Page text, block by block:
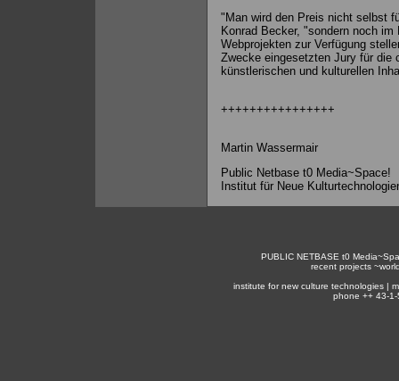
"Man wird den Preis nicht selbst
Konrad Becker, "sondern noch
Webprojekten zur Verfügung
Zwecke eingesetzten Jury für die
künstlerischen und kulturellen
++++++++++++++++
Martin Wassermair
Public Netbase t0 Media~Space!
Institut für Neue
PUBLIC NETBASE t0
recent projects ~
institute for new culture technologies |
phone ++ 43-